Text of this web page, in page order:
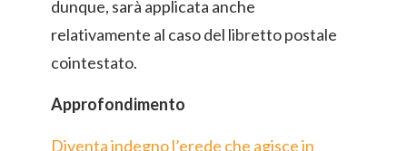
dunque, sarà applicata anche
relativamente al caso del libretto postale
cointestato.
Approfondimento
Diventa indegno l’erede che agisce in